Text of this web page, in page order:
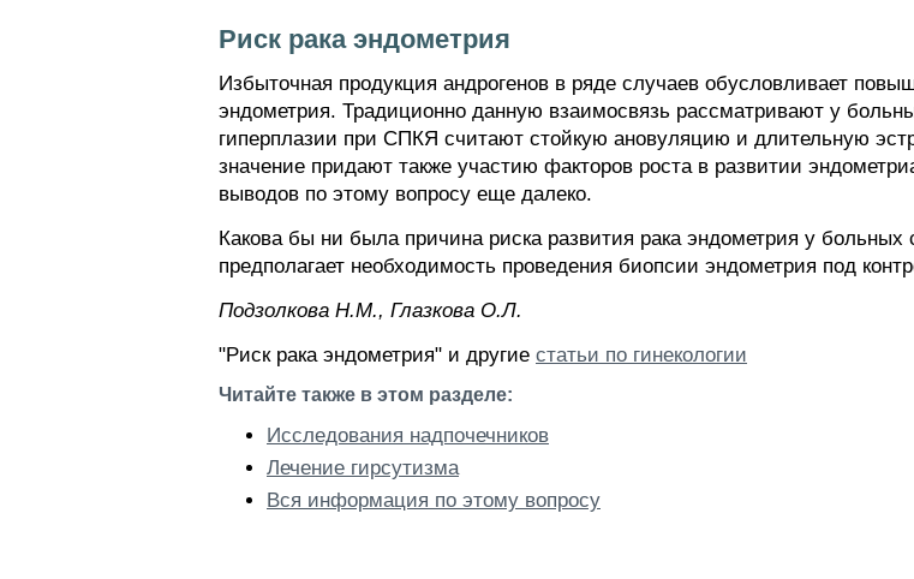
Риск рака эндометрия
Избыточная продукция андрогенов в ряде случаев обусловливает
эндометрия. Традиционно данную взаимосвязь рассматривают у
гиперплазии при СПКЯ считают стойкую ановуляцию и длительную
значение придают также участию факторов роста в развитии
выводов по этому вопросу еще далеко.
Какова бы ни была причина риска развития рака эндометрия у
предполагает необходимость проведения биопсии эндометрия под
Пoдзoлкoвa H.M., Глaзкoвa O.Л.
"Риск рака эндометрия" и другие статьи по гинекологии
Читайте также в этом разделе:
Исследования надпочечников
Лечение гирсутизма
Вся информация по этому вопросу